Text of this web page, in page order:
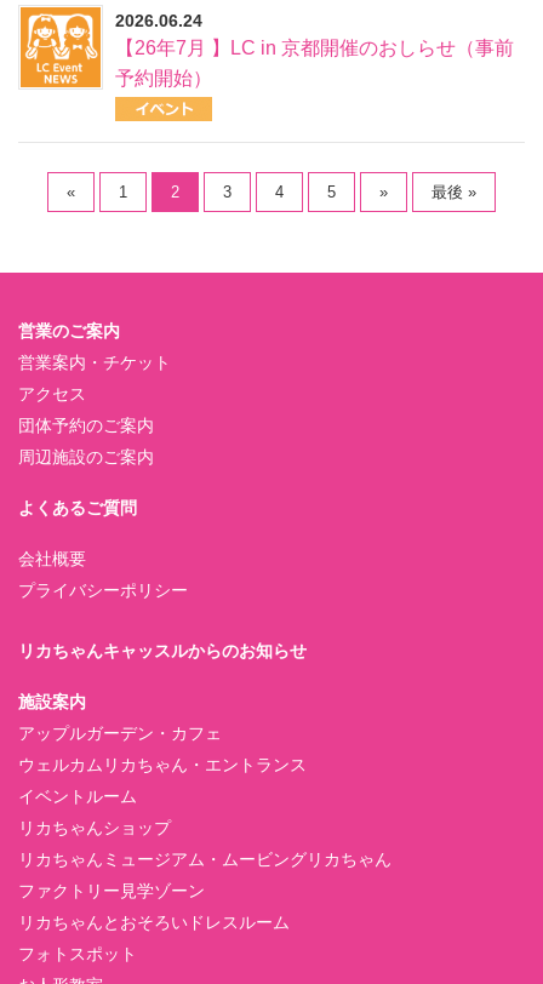
2026.06.24
【26年7月 】LC in 京都開催のおしらせ（事前
予約開始）
« 1 2 3 4 5 » 最後 »
営業のご案内
営業案内・チケット
アクセス
団体予約のご案内
周辺施設のご案内
よくあるご質問
会社概要
プライバシーポリシー
リカちゃんキャッスルからのお知らせ
施設案内
アップルガーデン・カフェ
ウェルカムリカちゃん・エントランス
イベントルーム
リカちゃんショップ
リカちゃんミュージアム・ムービングリカちゃん
ファクトリー見学ゾーン
リカちゃんとおそろいドレスルーム
フォトスポット